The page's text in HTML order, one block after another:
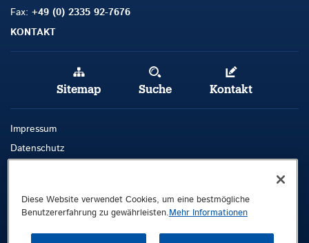
Fax: +49 (0) 2335 92-7676
KONTAKT
Impressum
Datenschutz
Sitemap Suche Kontakt
Diese Website verwendet Cookies, um eine bestmögliche
Benutzererfahrung zu gewährleisten.Mehr Informationen